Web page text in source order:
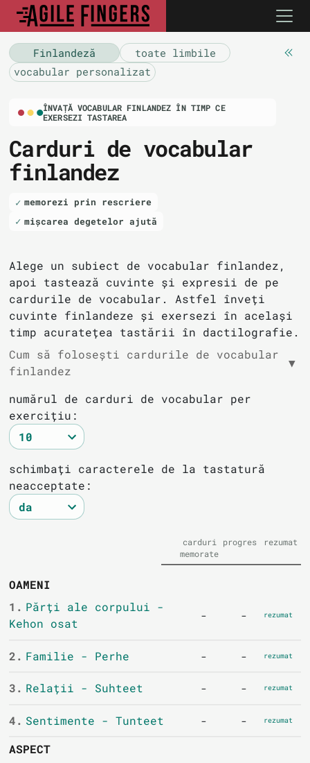
Finlandeză
toate limbile
vocabular personalizat
ÎNVAȚĂ VOCABULAR FINLANDEZ ÎN TIMP CE
EXERSEZI TASTAREA
Carduri de vocabular
finlandez
memorezi prin rescriere
mișcarea degetelor ajută
Alege un subiect de vocabular finlandez,
apoi tastează cuvinte și expresii de pe
cardurile de vocabular. Astfel înveți
cuvinte finlandeze și exersezi în același
timp acuratețea tastării în dactilografie.
Cum să folosești cardurile de vocabular
finlandez
▼
numărul de carduri de vocabular per
exercițiu:
schimbați caracterele de la tastatură
neacceptate:
carduri
memorate
progres rezumat
OAMENI
1. Părți ale corpului -
Kehon osat
- - rezumat
2. Familie - Perhe - - rezumat
3. Relații - Suhteet - - rezumat
4. Sentimente - Tunteet - - rezumat
ASPECT